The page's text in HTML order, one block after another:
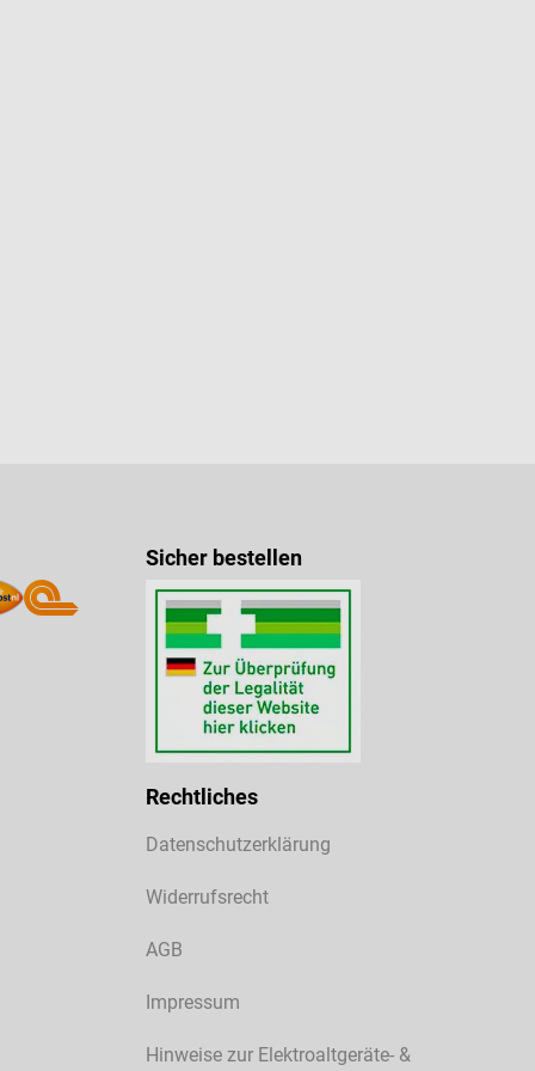
Sicher bestellen
Rechtliches
Datenschutzerklärung
Widerrufsrecht
AGB
Impressum
Hinweise zur Elektroaltgeräte- &